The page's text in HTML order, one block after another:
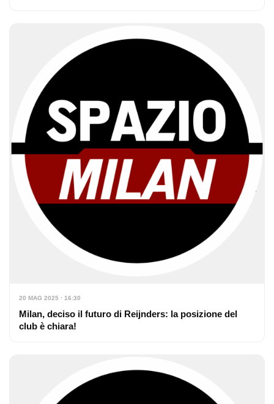
20 MAG 2025 · 16:30
Milan, deciso il futuro di Reijnders: la posizione del
club è chiara!